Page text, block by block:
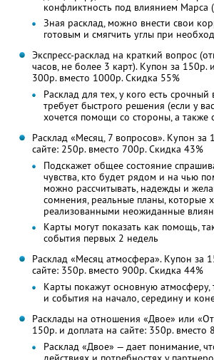
конфликтность под влиянием Марса
Зная расклад, можно внести свои
готовым и смягчить углы при
Экспресс-расклад на краткий вопрос
часов, не более 3 карт). Купон за 150р.
300р. вместо 1000р.Скидка 55%
Расклад для тех, у кого есть
требует быстрого решения (если у
хочется помощи со стороны, а также
Расклад «Месяц, 7 вопросов». Купон за
сайте: 250р. вместо 700р.Скидка 43%
Подскажет общее состояние
чувства, кто будет рядом и на чью
можно рассчитывать, надежды и
сомнения, реальные планы, которые
реализованными неожиданные
Карты могут показать как помощь,
события первых 2 недель
Расклад «Месяц атмосфера». Купон за
сайте: 350р. вместо 900р.Скидка 44%
Карты покажут основную атмосферу,
и события на начало, середину и
Расклады на отношения «Двое» или
150р. и доплата на сайте: 350р. вместо
Расклад «Двое» — дает понимание,